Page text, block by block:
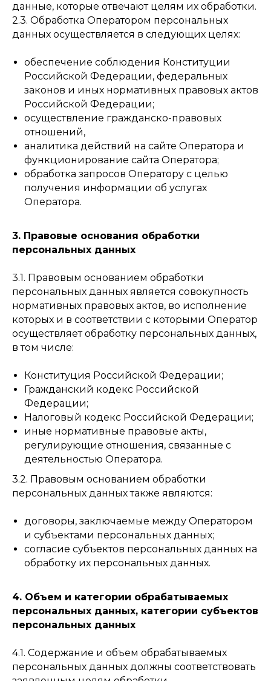
данные, которые отвечают целям их обработки.
2.3. Обработка Оператором персональных
данных осуществляется в следующих целях:
обеспечение соблюдения Конституции
Российской Федерации, федеральных
законов и иных нормативных правовых актов
Российской Федерации;
осуществление гражданско-правовых
отношений,
аналитика действий на сайте Оператора и
функционирование сайта Оператора;
обработка запросов Оператору с целью
получения информации об услугах
Оператора.
3. Правовые основания обработки
персональных данных
3.1. Правовым основанием обработки
персональных данных является совокупность
нормативных правовых актов, во исполнение
которых и в соответствии с которыми Оператор
осуществляет обработку персональных данных,
в том числе:
Конституция Российской Федерации;
Гражданский кодекс Российской
Федерации;
Налоговый кодекс Российской Федерации;
иные нормативные правовые акты,
регулирующие отношения, связанные с
деятельностью Оператора.
3.2. Правовым основанием обработки
персональных данных также являются:
договоры, заключаемые между Оператором
и субъектами персональных данных;
согласие субъектов персональных данных на
обработку их персональных данных.
4. Объем и категории обрабатываемых
персональных данных, категории субъектов
персональных данных
4.1. Содержание и объем обрабатываемых
персональных данных должны соответствовать